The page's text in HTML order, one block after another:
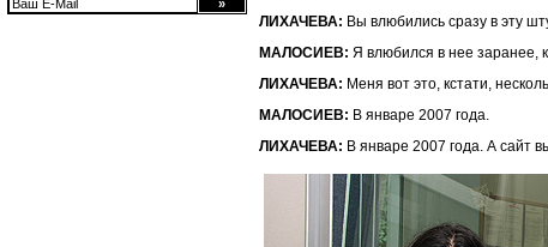
ЛИХАЧЕВА: Вы влюбились сразу в эту
МАЛОСИЕВ: Я влюбился в нее заранее,
ЛИХАЧЕВА: Меня вот это, кстати,
МАЛОСИЕВ: В январе 2007 года.
ЛИХАЧЕВА: В январе 2007 года. А сайт